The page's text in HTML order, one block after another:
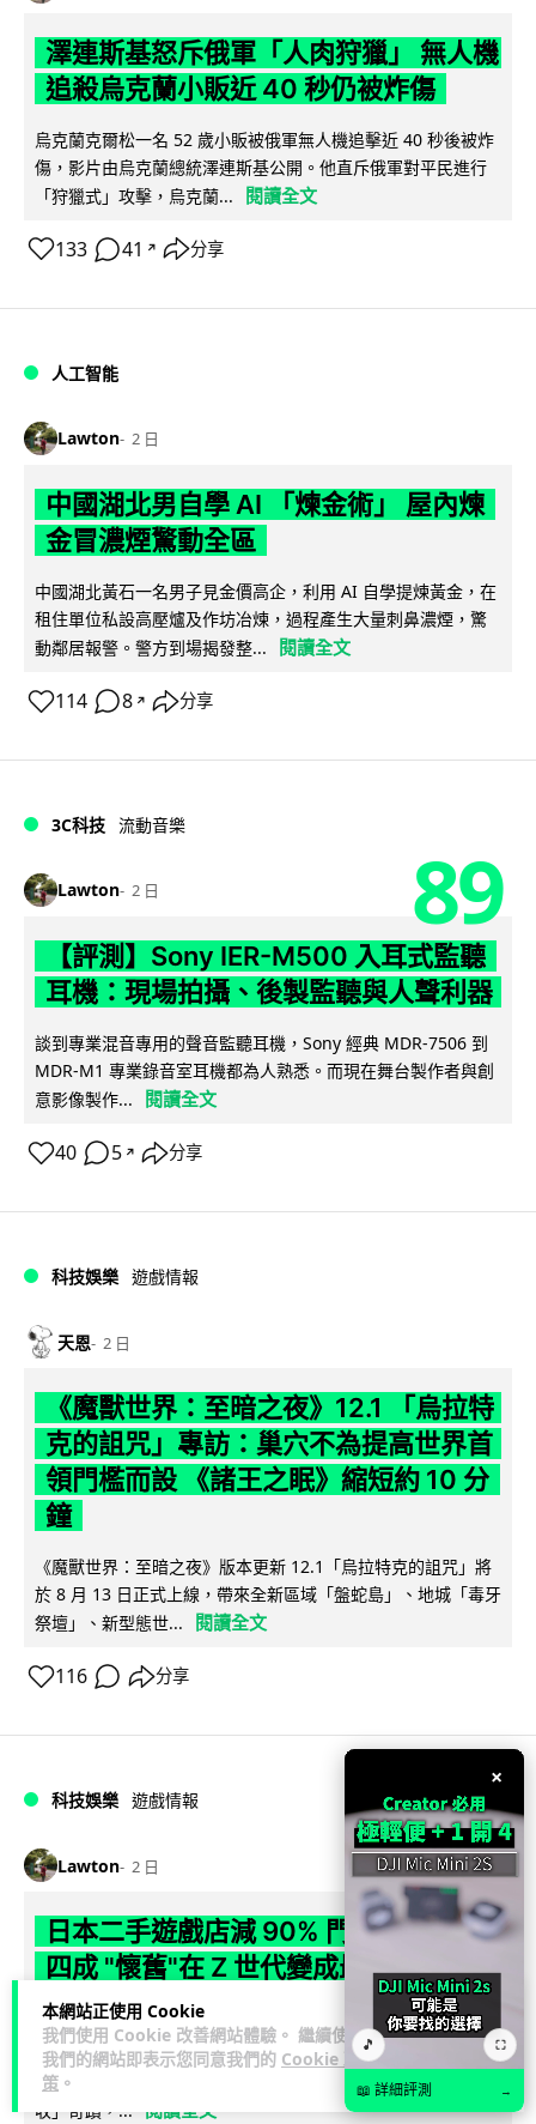
本網站正使用 Cookie
我們使用 Cookie 改善網站體驗。 繼續使用
我們的網站即表示您同意我們的 Cookie 政
策 。
澤連斯基怒斥俄軍「人肉狩獵」 無人機
追殺烏克蘭小販近 40 秒仍被炸傷
烏克蘭克爾松一名 52 歲小販被俄軍無人機追擊近 40 秒後被炸
傷，影片由烏克蘭總統澤連斯基公開。他直斥俄軍對平民進行
「狩獵式」攻擊，烏克蘭...
閱讀全文
133 41 ↗ 分享
人工智能
Lawton 2 日
中國湖北男自學 AI 「煉金術」 屋內煉
金冒濃煙驚動全區
中國湖北黃石一名男子見金價高企，利用 AI 自學提煉黃金，在
租住單位私設高壓爐及作坊冶煉，過程產生大量刺鼻濃煙，驚
動鄰居報警。警方到場揭發整...
閱讀全文
114 8 ↗ 分享
3C科技 流動音樂
Lawton 2 日 89
【評測】Sony IER-M500 入耳式監聽
耳機：現場拍攝、後製監聽與人聲利器
談到專業混音專用的聲音監聽耳機，Sony 經典 MDR-7506 到
MDR-M1 專業錄音室耳機都為人熟悉。而現在舞台製作者與創
意影像製作...
閱讀全文
40 5 ↗ 分享
科技娛樂 遊戲情報
天恩 2 日
《魔獸世界：至暗之夜》12.1 「烏拉特
克的詛咒」專訪：巢穴不為提高世界首
領門檻而設 《諸王之眠》縮短約 10 分
鐘
《魔獸世界：至暗之夜》版本更新 12.1「烏拉特克的詛咒」將
於 8 月 13 日正式上線，帶來全新區域「盤蛇島」、地城「毒牙
祭壇」、新型態世...
閱讀全文
116 分享
科技娛樂 遊戲情報
Lawton 2 日
日本二手遊戲店減 90% 門市 業績反增
四成 "懷舊"在 Z 世代變成最潮「新鮮
感」
日本零售巨頭 GEO 將懷舊遊戲銷售門市從 1,000 間大幅減至
99 間，但銷售額卻不降反升至過往的 1.4 倍。做到「減店增
收」奇蹟，... 閱讀全文
×
🎵 ⛶
📖 詳細評測 →